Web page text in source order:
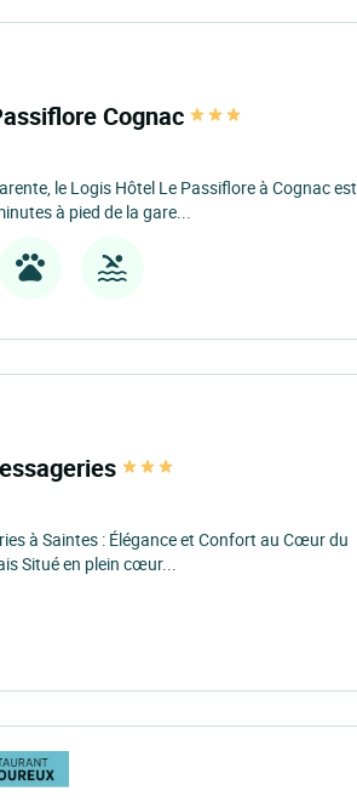
Cognac
le Logis Hôtel Le Passiflore à Cognac est
à pied de la gare...
à Saintes : Élégance et Confort au Cœur du
Situé en plein cœur...